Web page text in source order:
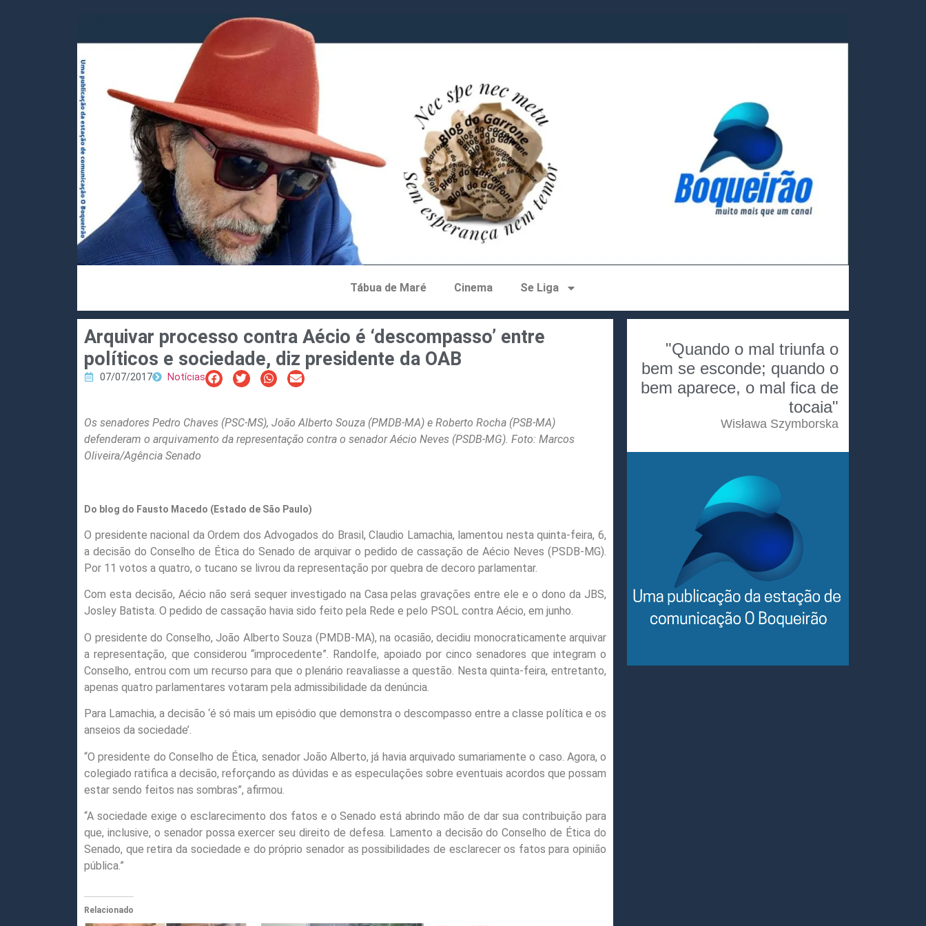
Tábua de Maré Cinema Se Liga
Arquivar processo contra Aécio é ‘descompasso’ entre
políticos e sociedade, diz presidente da OAB
07/07/2017 Notícias
Os senadores Pedro Chaves (PSC-MS), João Alberto Souza (PMDB-MA) e Roberto Rocha (PSB-MA)
defenderam o arquivamento da representação contra o senador Aécio Neves (PSDB-MG). Foto: Marcos
Oliveira/Agência Senado
Do blog do Fausto Macedo (Estado de São Paulo)
O presidente nacional da Ordem dos Advogados do Brasil, Claudio Lamachia, lamentou nesta quinta-feira, 6,
a decisão do Conselho de Ética do Senado de arquivar o pedido de cassação de Aécio Neves (PSDB-MG).
Por 11 votos a quatro, o tucano se livrou da representação por quebra de decoro parlamentar.
Com esta decisão, Aécio não será sequer investigado na Casa pelas gravações entre ele e o dono da JBS,
Josley Batista. O pedido de cassação havia sido feito pela Rede e pelo PSOL contra Aécio, em junho.
O presidente do Conselho, João Alberto Souza (PMDB-MA), na ocasião, decidiu monocraticamente arquivar
a representação, que considerou “improcedente”. Randolfe, apoiado por cinco senadores que integram o
Conselho, entrou com um recurso para que o plenário reavaliasse a questão. Nesta quinta-feira, entretanto,
apenas quatro parlamentares votaram pela admissibilidade da denúncia.
Para Lamachia, a decisão ‘é só mais um episódio que demonstra o descompasso entre a classe política e os
anseios da sociedade’.
“O presidente do Conselho de Ética, senador João Alberto, já havia arquivado sumariamente o caso. Agora, o
colegiado ratifica a decisão, reforçando as dúvidas e as especulações sobre eventuais acordos que possam
estar sendo feitos nas sombras”, afirmou.
“A sociedade exige o esclarecimento dos fatos e o Senado está abrindo mão de dar sua contribuição para
que, inclusive, o senador possa exercer seu direito de defesa. Lamento a decisão do Conselho de Ética do
Senado, que retira da sociedade e do próprio senador as possibilidades de esclarecer os fatos para opinião
pública.”
Relacionado
"Quando o mal triunfa o
bem se esconde; quando o
bem aparece, o mal fica de
tocaia"
Wisława Szymborska